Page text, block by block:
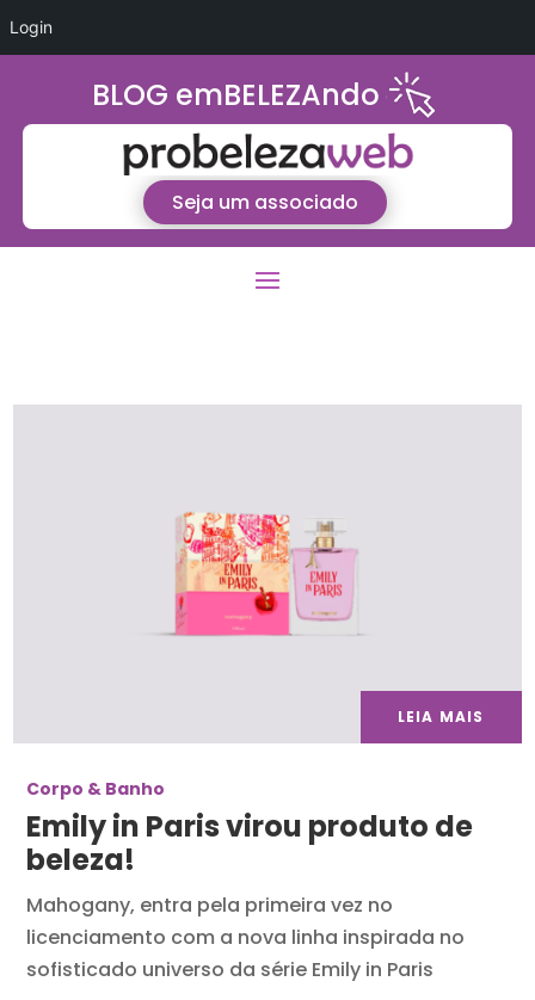
BLOG emBELEZAndo
Seja um associado
LEIA MAIS
Corpo & Banho
Emily in Paris virou produto de
beleza!
Mahogany, entra pela primeira vez no
licenciamento com a nova linha inspirada no
sofisticado universo da série Emily in Paris
Login